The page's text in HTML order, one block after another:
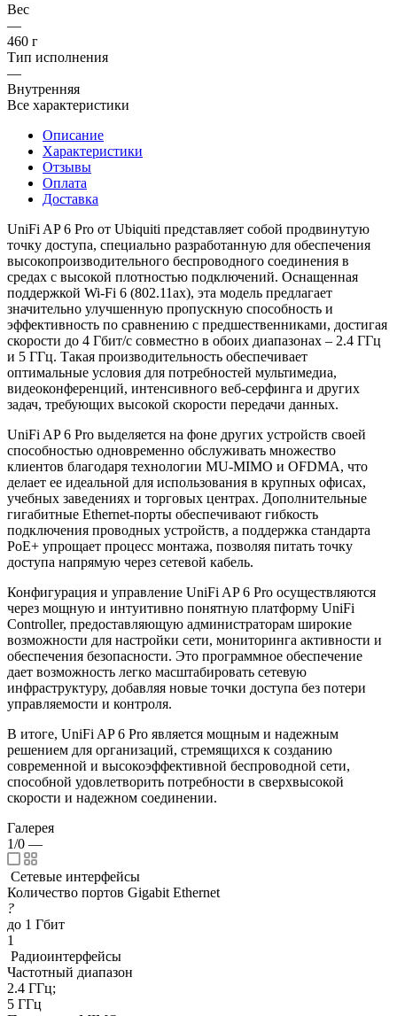
Вес
—
460 г
Тип исполнения
—
Внутренняя
Все характеристики
Описание
Характеристики
Отзывы
Оплата
Доставка
UniFi AP 6 Pro от Ubiquiti представляет собой продвинутую
точку доступа, специально разработанную для обеспечения
высокопроизводительного беспроводного соединения в
средах с высокой плотностью подключений. Оснащенная
поддержкой Wi-Fi 6 (802.11ax), эта модель предлагает
значительно улучшенную пропускную способность и
эффективность по сравнению с предшественниками, достигая
скорости до 4 Гбит/с совместно в обоих диапазонах – 2.4 ГГц
и 5 ГГц. Такая производительность обеспечивает
оптимальные условия для потребностей мультимедиа,
видеоконференций, интенсивного веб-серфинга и других
задач, требующих высокой скорости передачи данных.
UniFi AP 6 Pro выделяется на фоне других устройств своей
способностью одновременно обслуживать множество
клиентов благодаря технологии MU-MIMO и OFDMA, что
делает ее идеальной для использования в крупных офисах,
учебных заведениях и торговых центрах. Дополнительные
гигабитные Ethernet-порты обеспечивают гибкость
подключения проводных устройств, а поддержка стандарта
PoE+ упрощает процесс монтажа, позволяя питать точку
доступа напрямую через сетевой кабель.
Конфигурация и управление UniFi AP 6 Pro осуществляются
через мощную и интуитивно понятную платформу UniFi
Controller, предоставляющую администраторам широкие
возможности для настройки сети, мониторинга активности и
обеспечения безопасности. Это программное обеспечение
дает возможность легко масштабировать сетевую
инфраструктуру, добавляя новые точки доступа без потери
управляемости и контроля.
В итоге, UniFi AP 6 Pro является мощным и надежным
решением для организаций, стремящихся к созданию
современной и высокоэффективной беспроводной сети,
способной удовлетворить потребности в сверхвысокой
скорости и надежном соединении.
Галерея
1/0 —
Сетевые интерфейсы
Количество портов Gigabit Ethernet
?
до 1 Гбит
1
Радиоинтерфейсы
Частотный диапазон
2.4 ГГц;
5 ГГц